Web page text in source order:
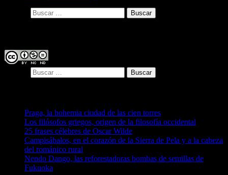
Praga, la bohemia ciudad de las cien torres
Los filósofos griegos, origen de la filosofía occidental
25 frases célebres de Oscar Wilde
Campisábalos, en el corazón de la Sierra de Pela y a la cabeza
del románico rural
Nendo Dango, las reforestadoras bombas de semillas de
Fukuoka